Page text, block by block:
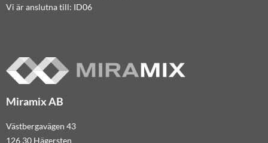
Vi är anslutna till: ID06
Miramix AB
Västbergavägen 43
126 30 Hägersten